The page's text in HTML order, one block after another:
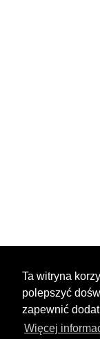
Ta witryna
polepszyć
zapewnić
Więcej